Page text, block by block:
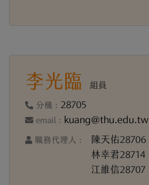
李光臨 組員
分機 : 28705
email : kuang@thu.edu.tw
職務代理人 :
陳天佑28706
林幸君28714
江維信28707